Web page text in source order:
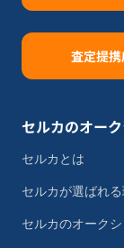
査定提
セルカのオー
セルカとは
セルカが選ばれ
セルカのオーク